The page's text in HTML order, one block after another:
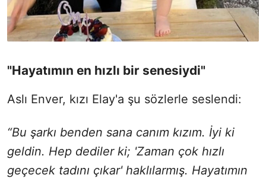
"Hayatımın en hızlı bir senesiydi"
Aslı Enver, kızı Elay'a şu sözlerle seslendi:
“Bu şarkı benden sana canım kızım. İyi ki
geldin. Hep dediler ki; 'Zaman çok hızlı
geçecek tadını çıkar' haklılarmış. Hayatımın